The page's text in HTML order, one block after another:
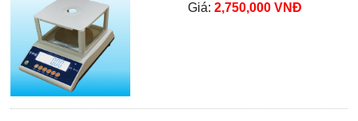
Giá: 2,750,000 VNĐ